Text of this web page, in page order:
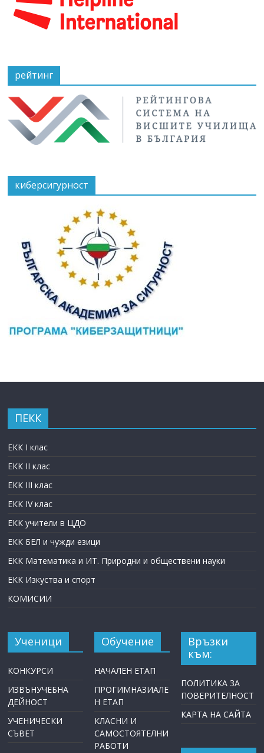
рейтинг
киберсигурност
ПЕКК
ЕКК I клас
ЕКК II клас
ЕКК III клас
ЕКК IV клас
ЕКК учители в ЦДО
ЕКК БЕЛ и чужди езици
ЕКК Математика и ИТ. Природни и обществени науки
ЕКК Изкуства и спорт
КОМИСИИ
Ученици
КОНКУРСИ
ИЗВЪНУЧЕБНА
ДЕЙНОСТ
УЧЕНИЧЕСКИ
СЪВЕТ
Обучение
НАЧАЛЕН ЕТАП
ПРОГИМНАЗИАЛЕ
Н ЕТАП
КЛАСНИ И
САМОСТОЯТЕЛНИ
РАБОТИ
Връзки
към:
ПОЛИТИКА ЗА
ПОВЕРИТЕЛНОСТ
КАРТА НА САЙТА